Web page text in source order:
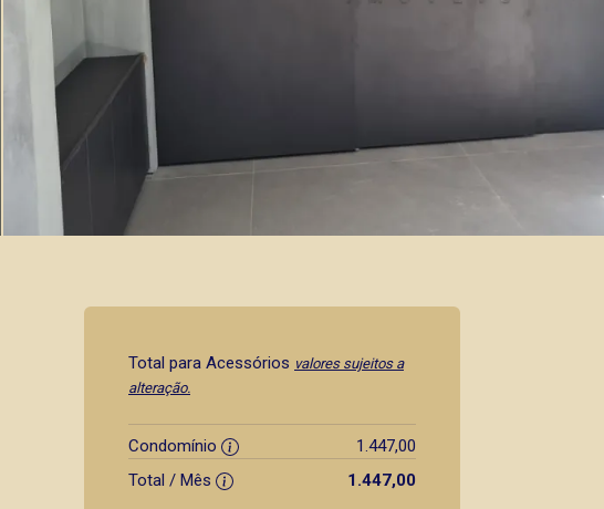
Total para Acessórios valores sujeitos a
alteração.
Condomínio
1.447,00
Total / Mês
1.447,00